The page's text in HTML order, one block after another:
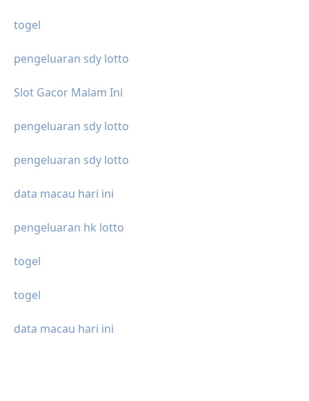
togel
pengeluaran sdy lotto
Slot Gacor Malam Ini
pengeluaran sdy lotto
pengeluaran sdy lotto
data macau hari ini
pengeluaran hk lotto
togel
togel
data macau hari ini